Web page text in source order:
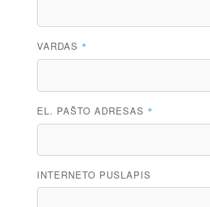
VARDAS *
EL. PAŠTO ADRESAS *
INTERNETO PUSLAPIS